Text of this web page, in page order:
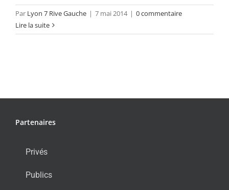
Par Lyon 7 Rive Gauche | 7 mai 2014 | 0 commentaire
Lire la suite
Partenaires
Privés
Publics